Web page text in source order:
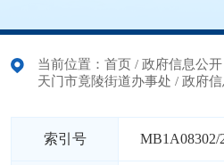
当前位置： 首页 / 政府信息公开
天门市竟陵街道办事处 / 政府
索引号 MB1A08302/